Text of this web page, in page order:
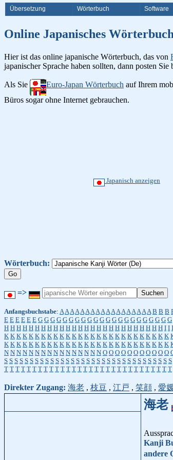
Übersetzung Wörterbuch Software
Online Japanisches
Hier ist das online japanische Wörterbuch, das von
japanischer Sprache haben sollten, dann posten
Als Sie Euro-Japan Wörterbuch auf Ihrem
Büros sogar ohne Internet gebrauchen.
Japanisch anzeigen
Wörterbuch:
=>
Anfangsbuchstabe: A A A A A A A A A A A A A A A A A A B B B
E E E E E E G G G G G G G G G G G G G G G G G G G G G G
H H H H H H H H H H H H H H H H H H H H H H H H H H I I I
K K K K K K K K K K K K K K K K K K K K K K K K K K K
K K K K K K K K K K K K K K K K K K K K K K K K K K K
N N N N N N N N N N N N N N N N O O O O O O O O O O O
S S S S S S S S S S S S S S S S S S S S S S S S S S S S S S S S S
T T T T T T T T T T T T T T T T T T T T T T T T T T T T T T
Direkter Zugang: 海老 , 枝豆 , 江戸 , 笑顔 , 愛
海老
Kanji
andere